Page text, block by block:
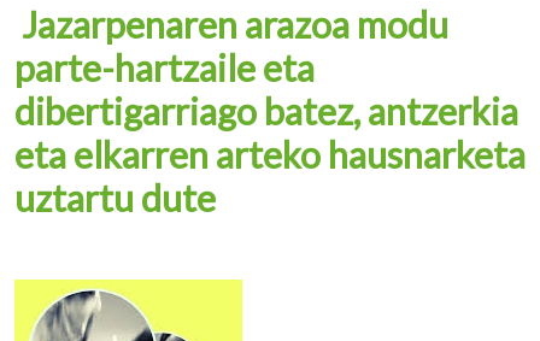
Jazarpenaren arazoa modu
parte-hartzaile eta
dibertigarriago batez, antzerkia
eta elkarren arteko hausnarketa
uztartu dute